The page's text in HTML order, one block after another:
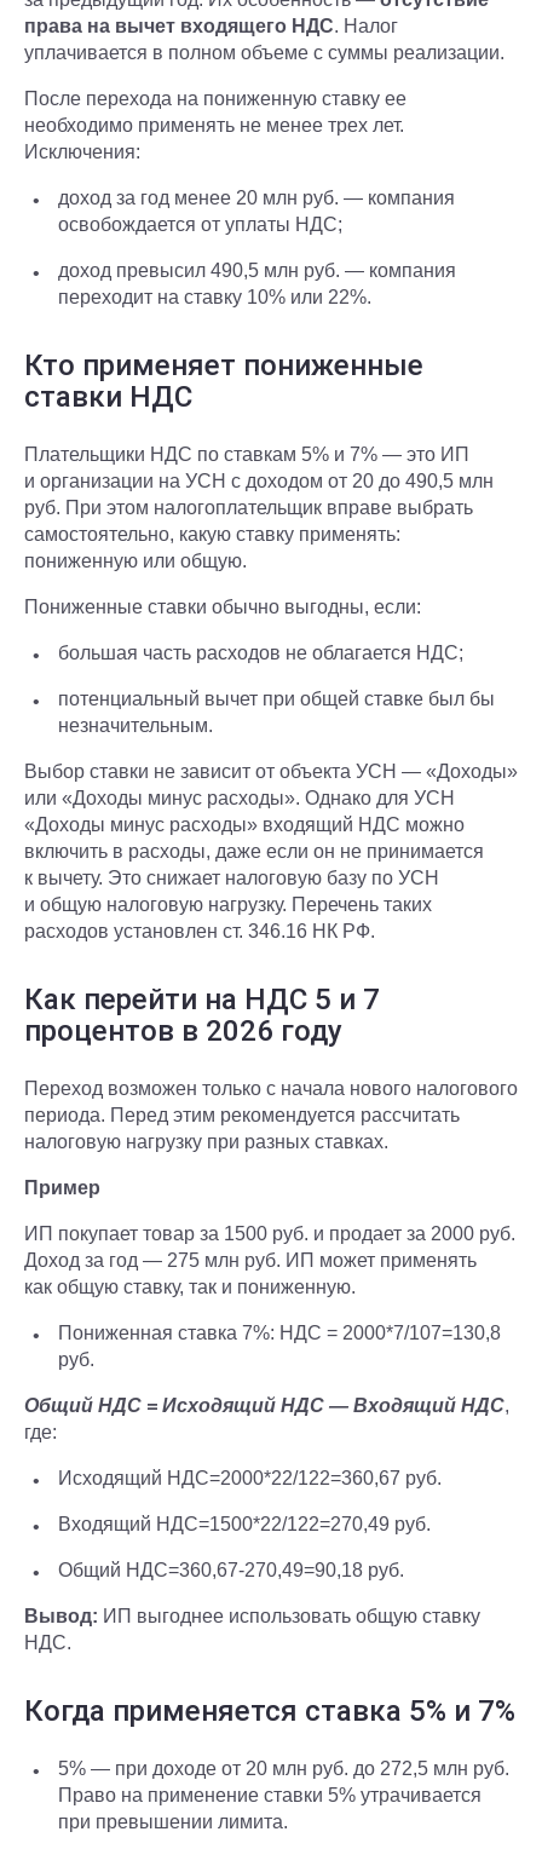
права на вычет входящего НДС. Налог
уплачивается в полном объеме с суммы реализации.
После перехода на пониженную ставку ее
необходимо применять не менее трех лет.
Исключения:
доход за год менее 20 млн руб. — компания
освобождается от уплаты НДС;
доход превысил 490,5 млн руб. — компания
переходит на ставку 10% или 22%.
Кто применяет пониженные
ставки НДС
Плательщики НДС по ставкам 5% и 7% — это ИП
и организации на УСН с доходом от 20 до 490,5 млн
руб. При этом налогоплательщик вправе выбрать
самостоятельно, какую ставку применять:
пониженную или общую.
Пониженные ставки обычно выгодны, если:
большая часть расходов не облагается НДС;
потенциальный вычет при общей ставке был бы
незначительным.
Выбор ставки не зависит от объекта УСН — «Доходы»
или «Доходы минус расходы». Однако для УСН
«Доходы минус расходы» входящий НДС можно
включить в расходы, даже если он не принимается
к вычету. Это снижает налоговую базу по УСН
и общую налоговую нагрузку. Перечень таких
расходов установлен ст. 346.16 НК РФ.
Как перейти на НДС 5 и 7
процентов в 2026 году
Переход возможен только с начала нового налогового
периода. Перед этим рекомендуется рассчитать
налоговую нагрузку при разных ставках.
Пример
ИП покупает товар за 1500 руб. и продает за 2000 руб.
Доход за год — 275 млн руб. ИП может применять
как общую ставку, так и пониженную.
Пониженная ставка 7%: НДС = 2000*7/107=130,8
руб.
Общий НДС = Исходящий НДС — Входящий НДС,
где:
Исходящий НДС=2000*22/122=360,67 руб.
Входящий НДС=1500*22/122=270,49 руб.
Общий НДС=360,67-270,49=90,18 руб.
Вывод: ИП выгоднее использовать общую ставку
НДС.
Когда применяется ставка 5% и 7%
5% — при доходе от 20 млн руб. до 272,5 млн руб.
Право на применение ставки 5% утрачивается
при превышении лимита.